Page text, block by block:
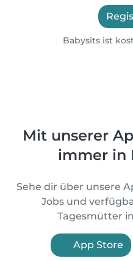
Babysits ist
Mit unserer
immer in
Sehe dir über unsere
Jobs und
Tagesmütter
App Store